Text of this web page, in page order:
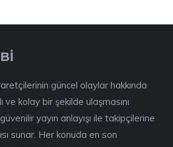
güncel olaylar hakkında
ve kolay bir şekilde ulaşmasını
yayın anlayışı ile takipçilerine
sunar. Her konuda en son